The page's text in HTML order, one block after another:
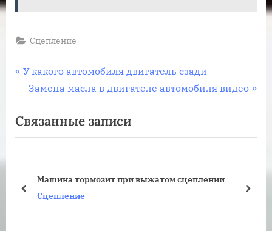
Сцепление
Навигация
записям
П
д
ы
щ
У какого автомобиля двигатель сзади
С
е
д
Замена масла в двигателе автомобиля видео
Связанные записи
Машина тормозит при выжатом сцеплении
Сцепление
пред